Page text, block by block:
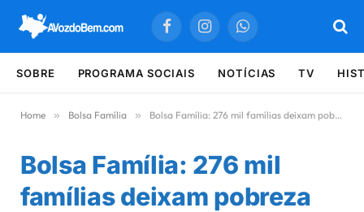
FacebookInstagramWhatsApp
SOBRE PROGRAMA SOCIAIS NOTÍCIAS TV
Home » Bolsa Família » Bolsa Família: 276 mil famílias deixam pobreza no Ceará
Bolsa Família: 276 mil
famílias deixam pobreza